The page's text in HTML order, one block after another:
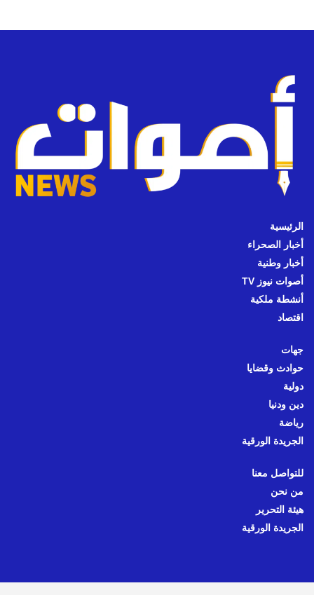
الرئيسية
أخبار الصحراء
أخبار وطنية
أصوات نيوز TV
أنشطة ملكية
اقتصاد
جهات
حوادث وقضايا
دولية
دين ودنيا
رياضة
الجريدة الورقية
للتواصل معنا
من نحن
هيئة التحرير
الجريدة الورقية